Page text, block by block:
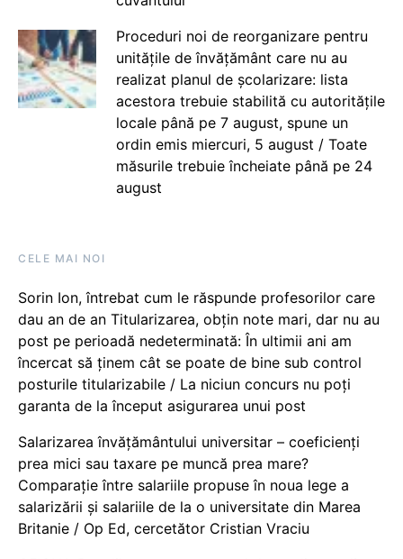
Proceduri noi de reorganizare pentru
unitățile de învățământ care nu au
realizat planul de școlarizare: lista
acestora trebuie stabilită cu autoritățile
locale până pe 7 august, spune un
ordin emis miercuri, 5 august / Toate
măsurile trebuie încheiate până pe 24
august
CELE MAI NOI
Sorin Ion, întrebat cum le răspunde profesorilor care
dau an de an Titularizarea, obțin note mari, dar nu au
post pe perioadă nedeterminată: În ultimii ani am
încercat să ținem cât se poate de bine sub control
posturile titularizabile / La niciun concurs nu poți
garanta de la început asigurarea unui post
Salarizarea învățământului universitar – coeficienți
prea mici sau taxare pe muncă prea mare?
Comparație între salariile propuse în noua lege a
salarizării și salariile de la o universitate din Marea
Britanie / Op Ed, cercetător Cristian Vraciu